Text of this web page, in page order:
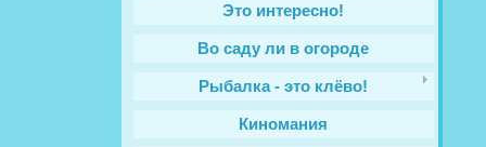
Это интересно!
Во саду ли в огороде
Рыбалка - это клёво!
Киномания